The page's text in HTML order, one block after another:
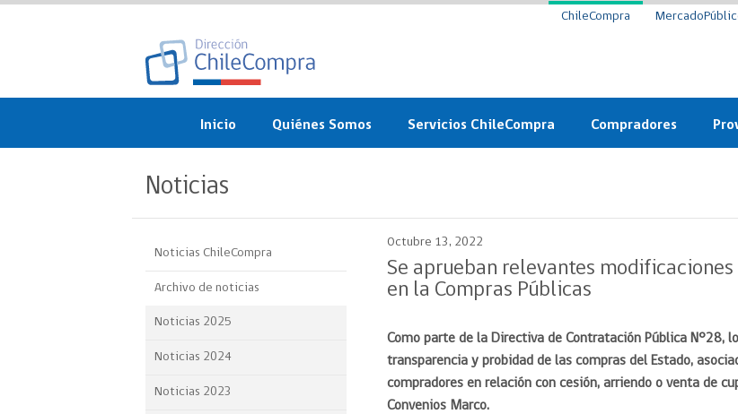
ChileCompra
Inicio Quiénes Somos
objetivos
Organigrama
Participación Ciudadana
Servicios ChileCompra
ChileCompra
Eficiencia
Capacitación ChileCompra:
Certificación competencias
Centro de Ayuda
Compradores
Circular
Compra Ágil
Tipos de Licitaciones
Bases Tipo de Licitación
Convenio Marco
Noticias
Noticias ChileCompra
Archivo de noticias
Noticias 2025
Noticias 2024
Noticias 2023
Octubre 13, 2022
Se aprueban relevantes
en la Compras Públicas
Como parte de la Directiva de Contratación Pública N°28,
transparencia y probidad de las compras del Estado,
compradores en relación con cesión, arriendo o venta de
Convenios Marco.